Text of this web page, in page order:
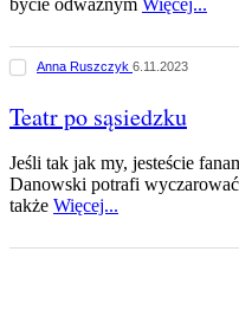
bycie odważnym Więcej...
Anna Ruszczyk 6.11.2023
Teatr po sąsiedzku
Jeśli tak jak my, jesteście
Danowski potrafi
także Więcej...